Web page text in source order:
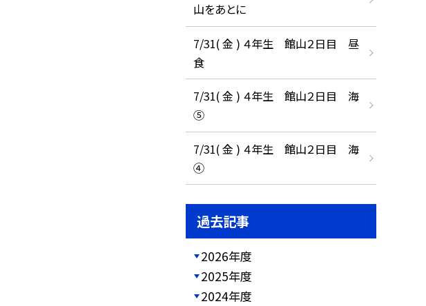
山をあとに
7/31( 金 ) ４年生 館山２日目 昼
食
7/31( 金 ) ４年生 館山２日目 海
⑤
7/31( 金 ) ４年生 館山２日目 海
④
過去記事
2026年度
2025年度
2024年度